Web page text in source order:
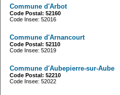
Commune d'Arbot
Code Postal: 52160
Code Insee: 52016
Commune d'Arnancourt
Code Postal: 52110
Code Insee: 52019
Commune d'Aubepierre-sur-Aube
Code Postal: 52210
Code Insee: 52022